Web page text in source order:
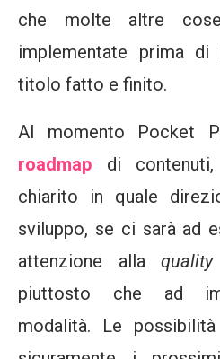
che molte altre
implementate prima
titolo fatto e finito.
Al momento Pocket
roadmap
di
chiarito in quale
sviluppo, se ci sarà ad
attenzione alla
piuttosto che ad
modalità. Le